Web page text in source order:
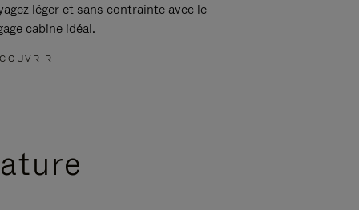
léger et sans contrainte avec le
cabine idéal.